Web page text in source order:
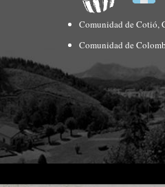
Comunidad de Cotió,
Comunidad de